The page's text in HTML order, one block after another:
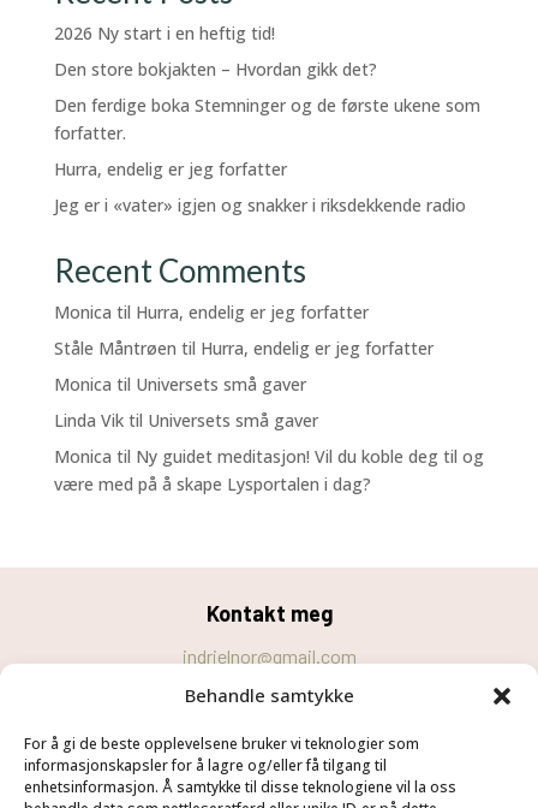
Behandle samtykke
For å gi de beste opplevelsene bruker vi teknologier som
informasjonskapsler for å lagre og/eller få tilgang til
enhetsinformasjon. Å samtykke til disse teknologiene vil la oss
2026 Ny start i en heftig tid!
Den store bokjakten – Hvordan gikk det?
Den ferdige boka Stemninger og de første ukene som
forfatter.
Hurra, endelig er jeg forfatter
Jeg er i «vater» igjen og snakker i riksdekkende radio
Recent Comments
Monica til Hurra, endelig er jeg forfatter
Ståle Måntrøen til Hurra, endelig er jeg forfatter
Monica til Universets små gaver
Linda Viktil Universets små gaver
Monica til Ny guidet meditasjon! Vil du koble deg til og
være med på å skape Lysportalen i dag?
Kontakt meg
indrielnor@gmail.com
Personvernerklæring
Cookie-erklæring (EU)
Velg Følg meg